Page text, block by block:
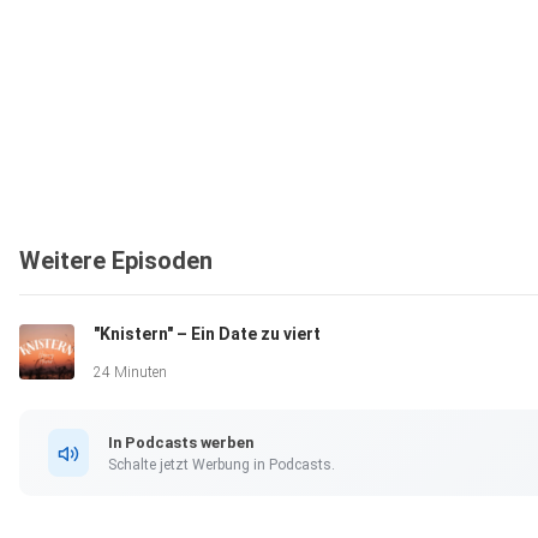
Weitere Episoden
"Knistern" – Ein Date zu viert
24 Minuten
In Podcasts werben
Schalte jetzt Werbung in Podcasts.